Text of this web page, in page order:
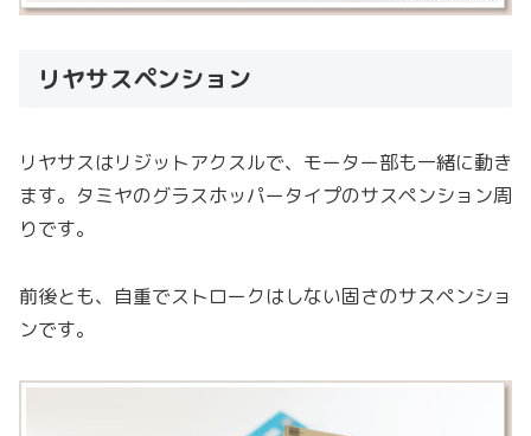
リヤサスペンション
リヤサスはリジットアクスルで、モーター部も一緒に動き
ます。タミヤのグラスホッパータイプのサスペンション周
りです。
前後とも、自重でストロークはしない固さのサスペンショ
ンです。